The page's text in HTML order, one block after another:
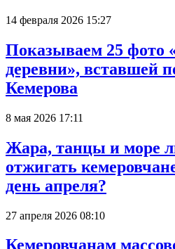
14 февраля 2026 15:27
Показываем 25 фото
деревни», вставшей
Кемерова
8 мая 2026 17:11
Жара, танцы и море
отжигать
день апреля?
27 апреля 2026 08:10
Кемеровчанам